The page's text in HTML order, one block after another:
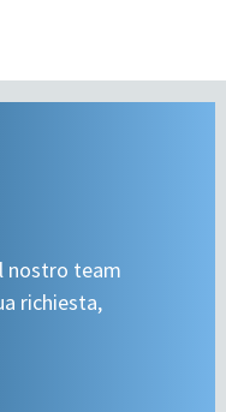
nostro team
richiesta,